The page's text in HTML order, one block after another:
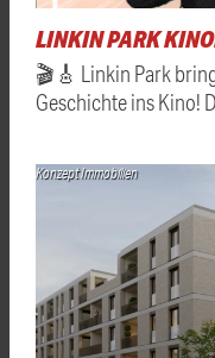
LINKIN PARK
🎬🎸 Linkin Park
Geschichte ins Kino!
Konzept Immobilien